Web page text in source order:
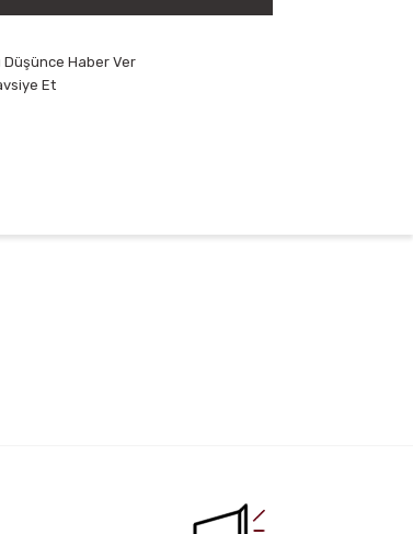
Düşünce Haber Ver
Et